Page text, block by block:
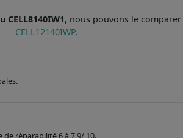
, nous pouvons le
CELL12140IWP.
de réparabilité 6 à 7,9/ 10.